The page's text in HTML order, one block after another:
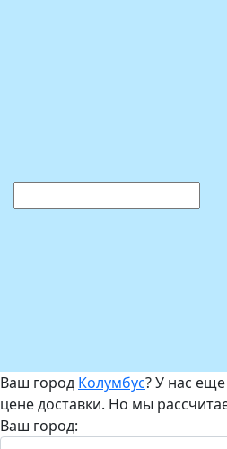
Ваш город Колумбус? У нас
цене доставки. Но мы
Ваш город: